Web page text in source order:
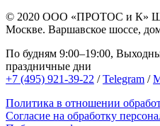
© 2020 ООО «ПРОТОС и К»
Москве. Варшавское шоссе,
По будням 9:00–19:00,
праздничные дни
+7 (495) 921-39-22 /Telegram /
Политика в отношении
Согласие на обработку